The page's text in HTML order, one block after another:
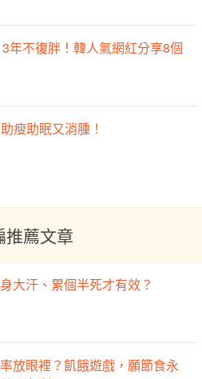
年不復胖！韓人氣網紅分享8個
瘦助眠又消腫！
推薦文章
大汗、累個半死才有效？
放眼裡？飢餓遊戲，願節食永